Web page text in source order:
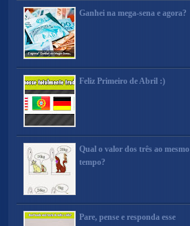
Ganhei na mega-sena e agora?
Feliz Primeiro de Abril :)
Qual o valor dos três ao mesmo
tempo?
Pare, pense e responda esse